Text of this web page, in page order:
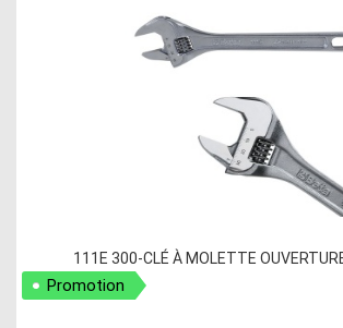
111E 300-CLÉ À MOLETTE
Promotion